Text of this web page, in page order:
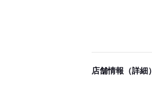
店舗情報（詳細）